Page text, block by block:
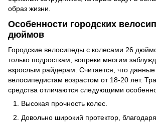
образ жизни.
Особенности городских
дюймов
Городские велосипеды с колесами 26
только подросткам, вопреки многим
взрослым райдерам. Считается, что
велосипедистам возрастом от 18-20 лет.
средства отличаются следующими
Высокая прочность колес.
Довольно широкий протектор,